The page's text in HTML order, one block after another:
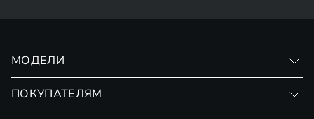
МОДЕЛИ
ПОКУПАТЕЛЯМ